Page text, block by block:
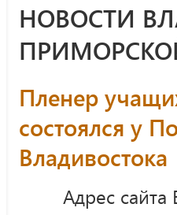
НОВОСТИ
Пленер
состоялся у
Владивостока
Адрес